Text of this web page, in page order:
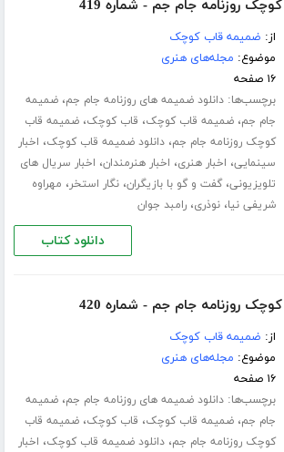
روزنامه جام جم - شماره 419
از: ضمیمه قاب کوچک
موضوع: مجله‌های هنری
۱۶ صفحه
برچسب‌ها:دانلود ضمیمه های روزنامه جام جم،ضمیمه
جام جم،ضمیمه قاب کوچک، قاب کوچک،ضمیمه قاب
کوچک روزنامه جام جم،دانلود ضمیمه قاب کوچک، اخبار
سینمایی، اخبار هنری، اخبار هنرمندان، اخبار سریال های
تلویزیونی،گفت و گو با بازیگران،نگار استخر، مهراوه
شریفی نیا،نوذری،رامبد جوان
دانلود کتاب
روزنامه جام جم - شماره 420
از: ضمیمه قاب کوچک
موضوع: مجله‌های هنری
۱۶ صفحه
برچسب‌ها:دانلود ضمیمه های روزنامه جام جم،ضمیمه
جام جم،ضمیمه قاب کوچک، قاب کوچک،ضمیمه قاب
کوچک روزنامه جام جم،دانلود ضمیمه قاب کوچک، اخبار